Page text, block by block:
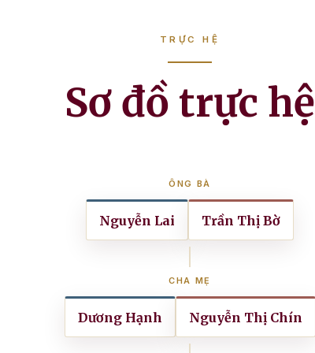
TRỰC HỆ
Sơ đồ trực hệ
ÔNG BÀ
Nguyễn Lai Trần Thị Bờ
CHA MẸ
Dương Hạnh Nguyễn Thị Chín